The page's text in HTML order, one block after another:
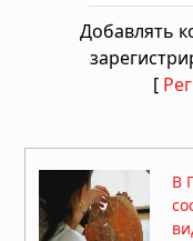
Добавлять
[
В